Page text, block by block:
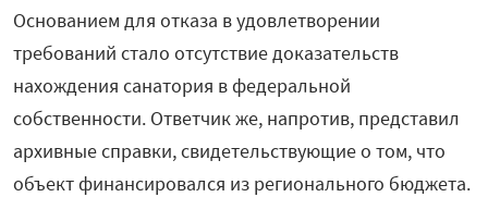
Основанием для отказа в удовлетворении
требований стало отсутствие доказательств
нахождения санатория в федеральной
собственности. Ответчик же, напротив, представил
архивные справки, свидетельствующие о том, что
объект финансировался из регионального бюджета.